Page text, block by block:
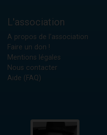
L'association
A propos de l'association
Faire un don !
Mentions légales
Nous contacter
Aide (FAQ)